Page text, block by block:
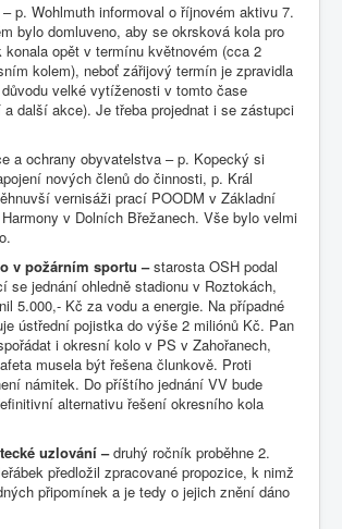
p. Wohlmuth informoval o říjnovém aktivu 7.
bylo domluveno, aby se okrsková kola pro
opět v termínu květnovém (cca 2
kolem), neboť zářijový termín je zpravidla
velké vytíženosti v tomto čase
další akce). Je třeba projednat i se zástupci
a ochrany obyvatelstva – p. Kopecký si
nových členů do činnosti, p. Král
vernisáži prací POODM v Základní
v Dolních Břežanech. Vše bylo velmi
v požárním sportu –starosta OSH podal
se jednání ohledně stadionu v Roztokách,
5.000,- Kč za vodu a energie. Na případné
ústřední pojistka do výše 2 miliónů Kč. Pan
i okresní kolo v PS v Zahořanech,
musela být řešena člunkově. Proti
námitek. Do příštího jednání VV bude
alternativu řešení okresního kola
uzlování –druhý ročník proběhne 2.
předložil zpracované propozice, k nimž
připomínek a je tedy o jejich znění dáno